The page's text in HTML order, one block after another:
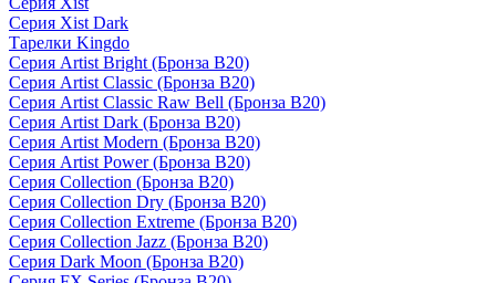
Серия Xist Dark
Тарелки Kingdo
Серия Artist Bright (Бронза B20)
Серия Artist Classic (Бронза B20)
Серия Artist Classic Raw Bell (Бронза B20)
Серия Artist Dark (Бронза B20)
Серия Artist Modern (Бронза B20)
Серия Artist Power (Бронза B20)
Серия Collection (Бронза B20)
Серия Collection Dry (Бронза B20)
Серия Collection Extreme (Бронза B20)
Серия Collection Jazz (Бронза B20)
Серия Dark Moon (Бронза B20)